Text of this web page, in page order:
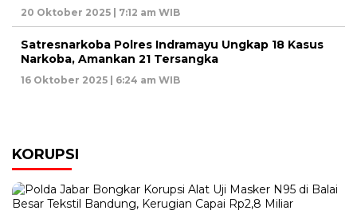
20 Oktober 2025 | 7:12 am WIB
Satresnarkoba Polres Indramayu Ungkap 18 Kasus
Narkoba, Amankan 21 Tersangka
16 Oktober 2025 | 6:24 am WIB
KORUPSI